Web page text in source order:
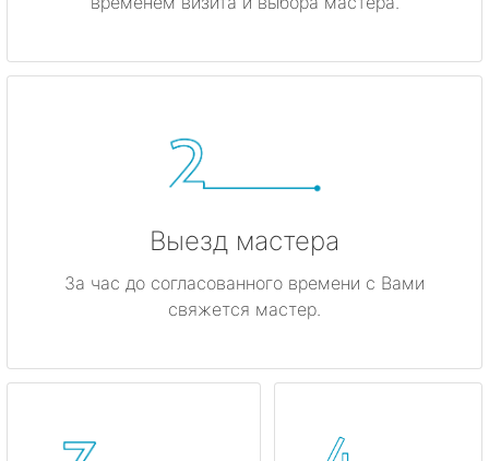
Выезд мастера
За час до согласованного времени с Вами
свяжется мастер.